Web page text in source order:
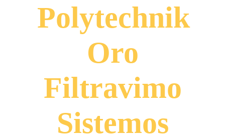
Polytechnik
Oro
Filtravimo
Sistemos